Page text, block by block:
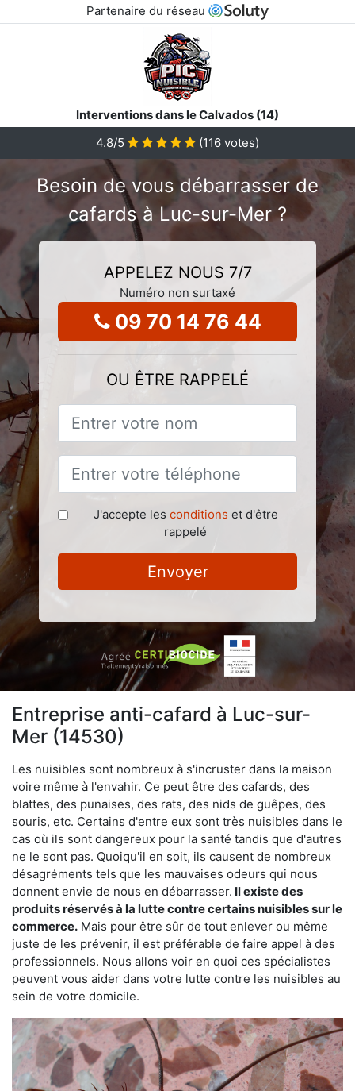
Partenaire du réseau
Interventions dans le Calvados (14)
4.8/5 (116 votes)
Besoin de vous débarrasser de
cafards à Luc-sur-Mer ?
APPELEZ NOUS 7/7
Numéro non surtaxé
09 70 14 76 44
OU ÊTRE RAPPELÉ
J'accepte les conditions et d'être
rappelé
Envoyer
Entreprise anti-cafard à Luc-sur-
Mer (14530)
Les nuisibles sont nombreux à s'incruster dans la maison
voire même à l'envahir. Ce peut être des cafards, des
blattes, des punaises, des rats, des nids de guêpes, des
souris, etc. Certains d'entre eux sont très nuisibles dans le
cas où ils sont dangereux pour la santé tandis que d'autres
ne le sont pas. Quoiqu'il en soit, ils causent de nombreux
désagréments tels que les mauvaises odeurs qui nous
donnent envie de nous en débarrasser. Il existe des
produits réservés à la lutte contre certains nuisibles sur le
commerce. Mais pour être sûr de tout enlever ou même
juste de les prévenir, il est préférable de faire appel à des
professionnels. Nous allons voir en quoi ces spécialistes
peuvent vous aider dans votre lutte contre les nuisibles au
sein de votre domicile.